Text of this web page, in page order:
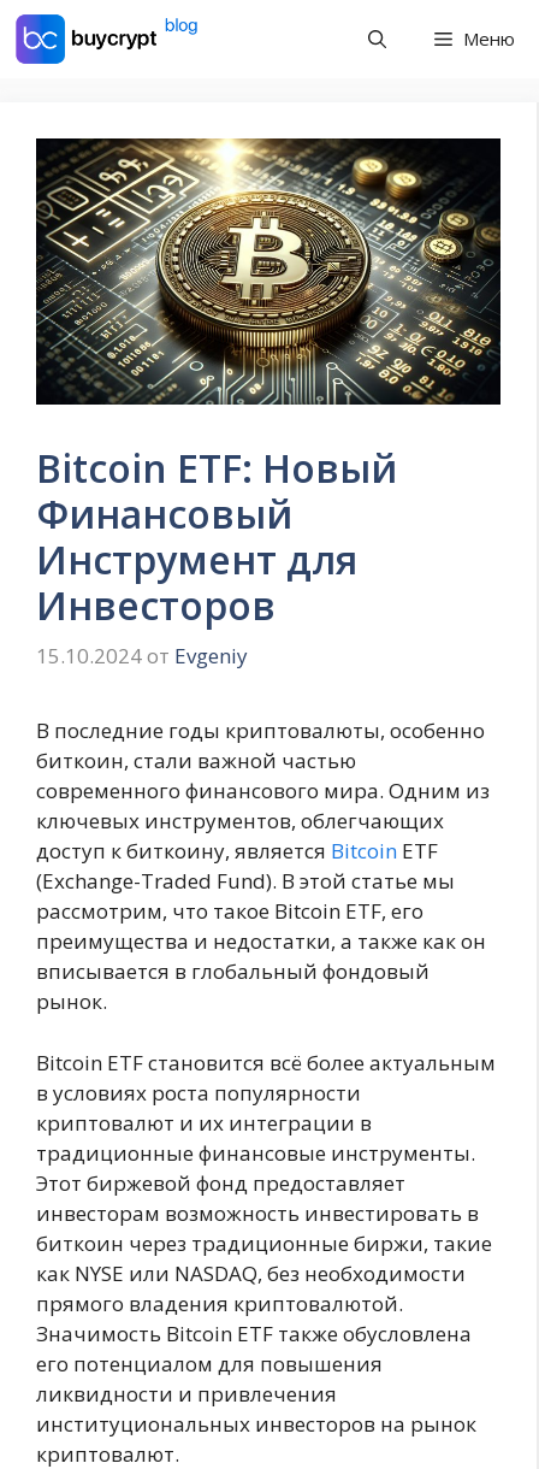
Перейти
Меню
Bitcoin ETF: Новый
Финансовый
Инструмент для
Инвесторов
15.10.2024от Evgeniy
В последние годы криптовалюты, особенно
биткоин, стали важной частью
современного финансового мира. Одним из
ключевых инструментов, облегчающих
доступ к биткоину, является Bitcoin ETF
(Exchange-Traded Fund). В этой статье мы
рассмотрим, что такое Bitcoin ETF, его
преимущества и недостатки, а также как он
вписывается в глобальный фондовый
рынок.
Bitcoin ETF становится всё более актуальным
в условиях роста популярности
криптовалют и их интеграции в
традиционные финансовые инструменты.
Этот биржевой фонд предоставляет
инвесторам возможность инвестировать в
биткоин через традиционные биржи, такие
как NYSE или NASDAQ, без необходимости
прямого владения криптовалютой.
Значимость Bitcoin ETF также обусловлена
его потенциалом для повышения
ликвидности и привлечения
институциональных инвесторов на рынок
криптовалют.